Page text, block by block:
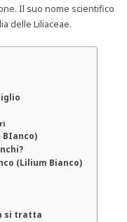
Il suo nome scientifico
delle Liliaceae.
BIanco)
(Lilium Bianco)
si tratta